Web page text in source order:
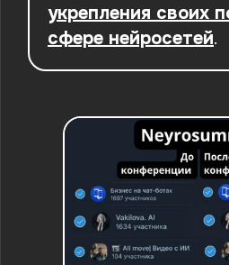
укрепления своих
сфере нейросетей.